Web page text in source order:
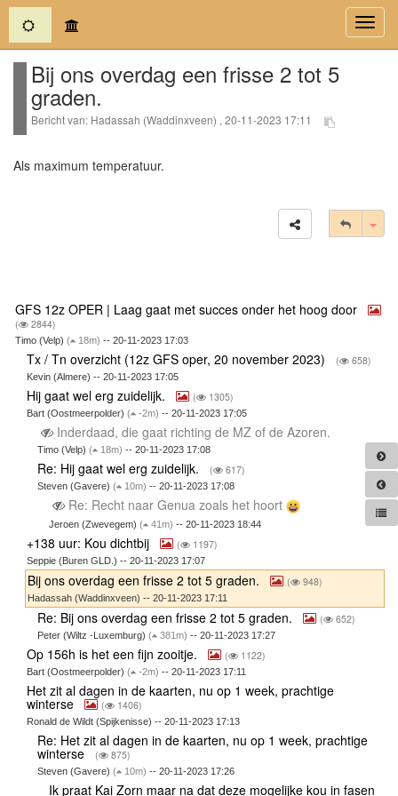
(current)
Bij ons overdag een frisse 2 tot 5
graden.
Bericht van: Hadassah (Waddinxveen) , 20-11-2023 17:11
Als maximum temperatuur.
GFS 12z OPER | Laag gaat met succes onder het hoog door
( 2844)
Timo (Velp) ( 18m) -- 20-11-2023 17:03
Tx / Tn overzicht (12z GFS oper, 20 november 2023) ( 658)
Kevin (Almere) -- 20-11-2023 17:05
Hij gaat wel erg zuidelijk. ( 1305)
Bart (Oostmeerpolder) ( -2m) -- 20-11-2023 17:05
Inderdaad, die gaat richting de MZ of de Azoren.
Timo (Velp)( 18m) -- 20-11-2023 17:08
Re: Hij gaat wel erg zuidelijk. ( 617)
Steven (Gavere)( 10m) -- 20-11-2023 17:08
Re: Recht naar Genua zoals het hoort
Jeroen (Zwevegem) ( 41m) -- 20-11-2023 18:44
+138 uur: Kou dichtbij ( 1197)
Seppie (Buren GLD.) -- 20-11-2023 17:07
Bij ons overdag een frisse 2 tot 5 graden. ( 948)
Hadassah (Waddinxveen) -- 20-11-2023 17:11
Re: Bij ons overdag een frisse 2 tot 5 graden. ( 652)
Peter (Wiltz -Luxemburg)( 381m) -- 20-11-2023 17:27
Op 156h is het een fijn zooitje. ( 1122)
Bart (Oostmeerpolder) ( -2m) -- 20-11-2023 17:11
Het zit al dagen in de kaarten, nu op 1 week, prachtige
winterse ( 1406)
Ronald de Wildt (Spijkenisse) -- 20-11-2023 17:13
Re: Het zit al dagen in de kaarten, nu op 1 week, prachtige
winterse ( 875)
Steven (Gavere)( 10m) -- 20-11-2023 17:26
Ik praat Kai Zorn maar na dat deze mogelijke kou in fasen